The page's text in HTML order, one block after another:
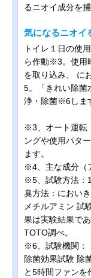
るニオイ成分を
気になるニオイ
トイレ１日の使
ら作動※3。使用
を取り込み、 に
5。「きれい除菌
浄・除菌※6しま
※3、オート運転
ングや使用パタ
ます。
※4、主な成分（
※5、試験方法：
臭方法：におい
メチルアミン 試
果は実験結果で
TOTO調べ。
※6、試験機関：
除菌効果試験 除
と5時間ファンを